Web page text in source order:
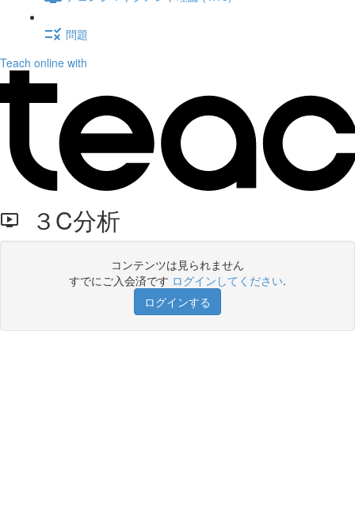
問題
Teach online with
３C分析
コンテンツは見られません
すでにご入会済です ログインしてください.
ログインする